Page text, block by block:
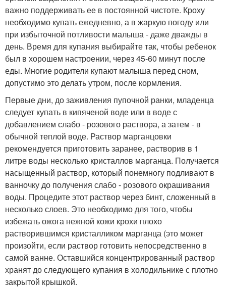
важно поддерживать ее в постоянной чистоте. Кроху
необходимо купать ежедневно, а в жаркую погоду или
при избыточной потливости малыша - даже дважды в
день. Время для купания выбирайте так, чтобы ребенок
был в хорошем настроении, через 45-60 минут после
еды. Многие родители купают малыша перед сном,
допустимо это делать утром, после кормления.
Первые дни, до заживления пупочной ранки, младенца
следует купать в кипяченой воде или в воде с
добавлением слабо - розового раствора, а затем - в
обычной теплой воде. Раствор марганцовки
рекомендуется приготовить заранее, растворив в 1
литре воды несколько кристаллов марганца. Получается
насыщенный раствор, который понемногу подливают в
ванночку до получения слабо - розового окрашивания
воды. Процедите этот раствор через бинт, сложенный в
несколько слоев. Это необходимо для того, чтобы
избежать ожога нежной кожи крохи плохо
растворившимся кристалликом марганца (это может
произойти, если раствор готовить непосредственно в
самой ванне. Оставшийся концентрированный раствор
хранят до следующего купания в холодильнике с плотно
закрытой крышкой.